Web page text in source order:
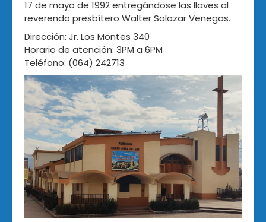
17 de mayo de 1992 entregándose las llaves al
reverendo presbítero Walter Salazar Venegas.
Dirección: Jr. Los Montes 340
Horario de atención: 3PM a 6PM
Teléfono: (064) 242713